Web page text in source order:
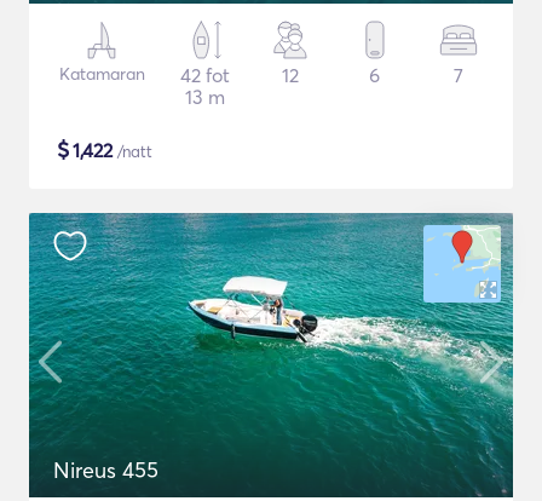
Katamaran
42 fot
13 m
12 6 7
$1,422/natt
Nireus 455